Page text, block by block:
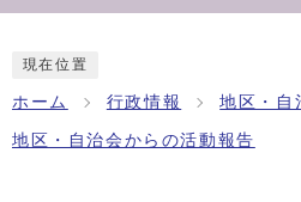
現在位置
ホーム 行政情報 地区・自
地区・自治会からの活動報告